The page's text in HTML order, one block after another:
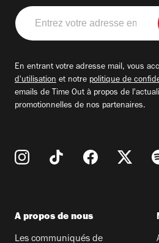
Entrez
votre
adresse
En entrant votre adresse mail, vous
d'utilisation et notre politique de
emails de Time Out à propos de
promotionnelles de nos partenaires.
A propos de nous
Les communiqués de